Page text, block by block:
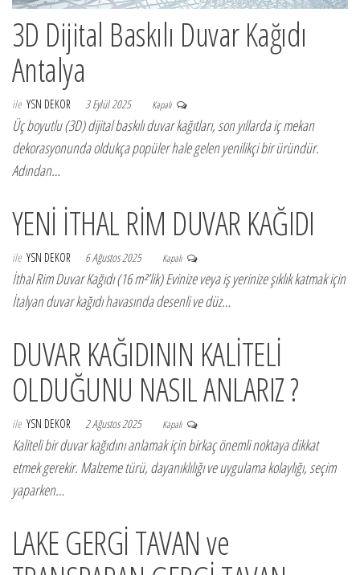
3D Dijital Baskılı Duvar Kağıdı
Antalya
ile YSN DEKOR 3 Eylül 2025 Kapalı
Üç boyutlu (3D) dijital baskılı duvar kağıtları, son yıllarda iç mekan
dekorasyonunda oldukça popüler hale gelen yenilikçi bir üründür.
Adından…
YENİ İTHAL RİM DUVAR KAĞIDI
ile YSN DEKOR 6 Ağustos 2025 Kapalı
İthal Rim Duvar Kağıdı (16 m²’lik) Evinize veya iş yerinize şıklık katmak için
İtalyan duvar kağıdı havasında desenli ve düz…
DUVAR KAĞIDININ KALİTELİ
OLDUĞUNU NASIL ANLARIZ ?
ile YSN DEKOR 2 Ağustos 2025 Kapalı
Kaliteli bir duvar kağıdını anlamak için birkaç önemli noktaya dikkat
etmek gerekir. Malzeme türü, dayanıklılığı ve uygulama kolaylığı, seçim
yaparken…
LAKE GERGİ TAVAN ve